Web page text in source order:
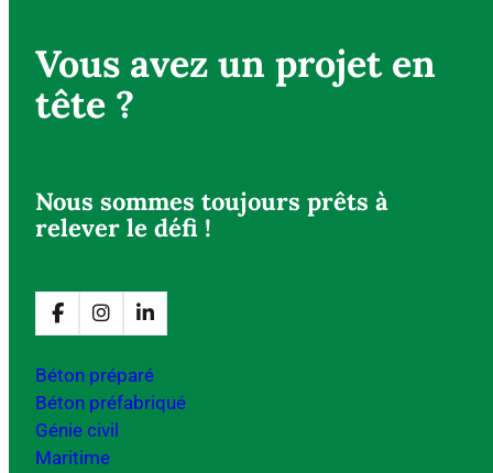
Vous avez un projet en
tête ?
Nous sommes toujours prêts à
relever le défi !
Béton préparé
Béton préfabriqué
Génie civil
Maritime